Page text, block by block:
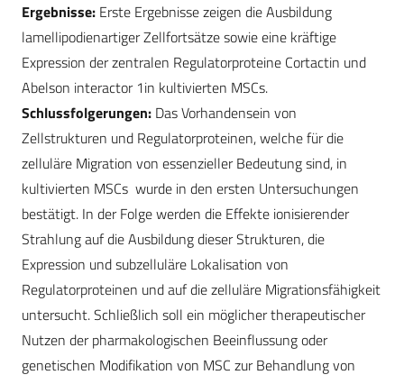
Ergebnisse: Erste Ergebnisse zeigen die Ausbildung
lamellipodienartiger Zellfortsätze sowie eine kräftige
Expression der zentralen Regulatorproteine Cortactin und
Abelson interactor 1in kultivierten MSCs.
Schlussfolgerungen: Das Vorhandensein von
Zellstrukturen und Regulatorproteinen, welche für die
zelluläre Migration von essenzieller Bedeutung sind, in
kultivierten MSCs wurde in den ersten Untersuchungen
bestätigt. In der Folge werden die Effekte ionisierender
Strahlung auf die Ausbildung dieser Strukturen, die
Expression und subzelluläre Lokalisation von
Regulatorproteinen und auf die zelluläre Migrationsfähigkeit
untersucht. Schließlich soll ein möglicher therapeutischer
Nutzen der pharmakologischen Beeinflussung oder
genetischen Modifikation von MSC zur Behandlung von